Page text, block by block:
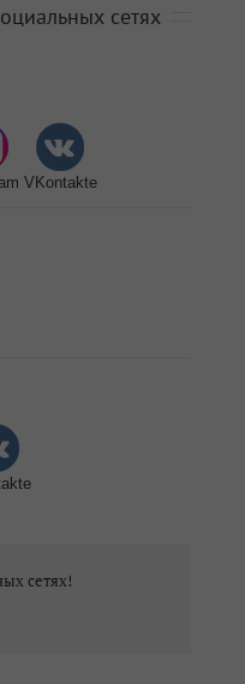
сетях
VKontakte
сетях!